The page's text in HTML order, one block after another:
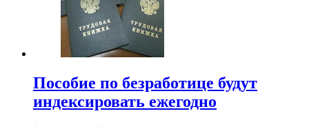
Пособие по безработице будут
индексировать ежегодно